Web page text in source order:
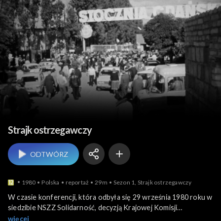
Historia współczesna
Strajk ostrzegawczy
ODTWÓRZ
1980 Polska reportaż 29m Sezon 1, Strajk ostrzegawczy
W czasie konferencji, która odbyła się 29 września 1980 roku w
siedzibie NSZZ Solidarność, decyzją Krajowej Komisji
Porozumiewawczej, poinformowano o planowanym
więcej